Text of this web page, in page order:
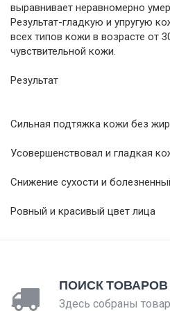
выравнивает неравномерно
Результат-гладкую и упругую
всех типов кожи в возрасте от
чувствительной кожи.
Результат
Сильная подтяжка кожи без
Усовершенствовал и гладкая
Снижение сухости и
Ровный и красивый цвет лица
ПОИСК ТОВАРОВ
Здесь собраны